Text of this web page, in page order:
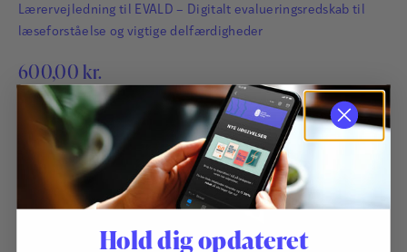
Lærervejledning til EVALD – Digitalt evalueringsredskab til
læseforståelse og vigtige delfærdigheder
600,00 kr.
Hold dig opdateret